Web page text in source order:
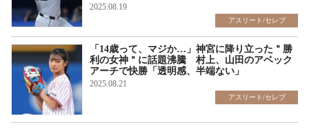
2025.08.19
アスリート/セレブ
「14歳って、マジか…」神宮に降り立った＂勝
利の女神＂に話題沸騰 村上、山田のアベック
アーチで快勝「透明感、半端ない」
2025.08.21
アスリート/セレブ